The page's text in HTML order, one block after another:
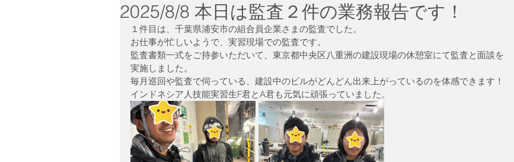
2025/8/8 本日は監査２件の業務報告です！
１件目は、千葉県浦安市の組合員企業さまの監査でした。
お仕事が忙しいようで、実習現場での監査です。
監査書類一式をご持参いただいて、東京都中央区八重洲の建設現場の休憩室にて監査と面談を
実施しました。
毎月巡回や監査で伺っている、建設中のビルがどんどん出来上がっているのを体感できます！
インドネシア人技能実習生F君とA君も元気に頑張っていました。